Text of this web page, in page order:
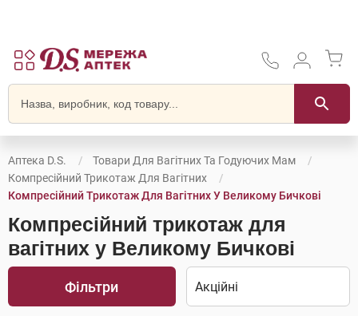
Аптека D.S.
Товари Для Вагітних Та Годуючих Мам
Компресійний Трикотаж Для Вагітних
Компресійний Трикотаж Для Вагітних У Великому Бичкові
Компресійний трикотаж для
вагітних у Великому Бичкові
Фільтри